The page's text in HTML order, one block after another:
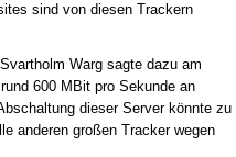
sind von diesen Trackern
Warg sagte dazu am
600 MBit pro Sekunde an
dieser Server könnte zu
anderen großen Tracker wegen